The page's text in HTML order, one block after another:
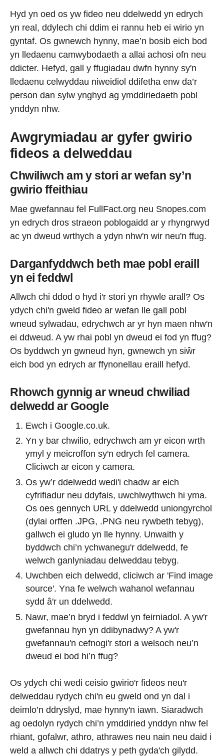
Hyd yn oed os yw fideo neu ddelwedd yn edrych
yn real, ddylech chi ddim ei rannu heb ei wirio yn
gyntaf. Os gwnewch hynny, mae’n bosib eich bod
yn lledaenu camwybodaeth a allai achosi ofn neu
ddicter. Hefyd, gall y ffugiadau dwfn hynny sy'n
lledaenu celwyddau niweidiol ddifetha enw da’r
person dan sylw ynghyd ag ymddiriedaeth pobl
ynddyn nhw.
Awgrymiadau ar gyfer gwirio
fideos a delweddau
Chwiliwch am y stori ar wefan sy’n
gwirio ffeithiau
Mae gwefannau fel FullFact.org neu Snopes.com
yn edrych dros straeon poblogaidd ar y rhyngrwyd
ac yn dweud wrthych a ydyn nhw'n wir neu'n ffug.
Darganfyddwch beth mae pobl eraill
yn ei feddwl
Allwch chi ddod o hyd i'r stori yn rhywle arall? Os
ydych chi'n gweld fideo ar wefan lle gall pobl
wneud sylwadau, edrychwch ar yr hyn maen nhw'n
ei ddweud. A yw rhai pobl yn dweud ei fod yn ffug?
Os byddwch yn gwneud hyn, gwnewch yn siŵr
eich bod yn edrych ar ffynonellau eraill hefyd.
Rhowch gynnig ar wneud chwiliad
delwedd ar Google
Ewch i Google.co.uk.
Yn y bar chwilio, edrychwch am yr eicon wrth
ymyl y meicroffon sy'n edrych fel camera.
Cliciwch ar eicon y camera.
Os yw’r ddelwedd wedi'i chadw ar eich
cyfrifiadur neu ddyfais, uwchlwythwch hi yma.
Os oes gennych URL y ddelwedd uniongyrchol
(dylai orffen .JPG, .PNG neu rywbeth tebyg),
gallwch ei gludo yn lle hynny. Unwaith y
byddwch chi’n ychwanegu'r ddelwedd, fe
welwch ganlyniadau delweddau tebyg.
Uwchben eich delwedd, cliciwch ar 'Find image
source'. Yna fe welwch wahanol wefannau
sydd â'r un ddelwedd.
Nawr, mae’n bryd i feddwl yn feirniadol. A yw'r
gwefannau hyn yn ddibynadwy? A yw'r
gwefannau'n cefnogi'r stori a welsoch neu’n
dweud ei bod hi’n ffug?
Os ydych chi wedi ceisio gwirio'r fideos neu'r
delweddau rydych chi'n eu gweld ond yn dal i
deimlo’n ddryslyd, mae hynny'n iawn. Siaradwch
ag oedolyn rydych chi’n ymddiried ynddyn nhw fel
rhiant, gofalwr, athro, athrawes neu nain neu daid i
weld a allwch chi ddatrys y peth gyda'ch gilydd.